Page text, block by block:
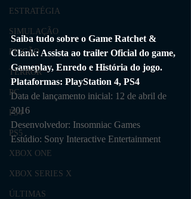
ESTRATÉGIA
SIMULAÇÃO
FICÇÃO
TERROR
PC
PS4
PS5
XBOX ONE
XBOX SERIES X
ÚLTIMAS
Saiba tudo sobre o Game Ratchet &
Clank: Assista ao trailer Oficial do game,
Gameplay, Enredo e História do jogo.
Plataformas: PlayStation 4, PS4
Data de lançamento inicial: 12 de abril de
2016
Desenvolvedor: Insomniac Games
Estúdio: Sony Interactive Entertainment